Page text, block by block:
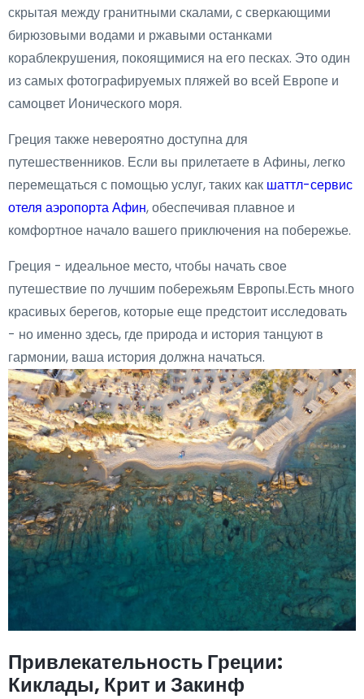
скрытая между гранитными скалами, с сверкающими
бирюзовыми водами и ржавыми останками
кораблекрушения, покоящимися на его песках. Это один
из самых фотографируемых пляжей во всей Европе и
самоцвет Ионического моря.
Греция также невероятно доступна для
путешественников. Если вы прилетаете в Афины, легко
перемещаться с помощью услуг, таких как шаттл-сервис
отеля аэропорта Афин, обеспечивая плавное и
комфортное начало вашего приключения на побережье.
Греция - идеальное место, чтобы начать свое
путешествие по лучшим побережьям Европы.Есть много
красивых берегов, которые еще предстоит исследовать
- но именно здесь, где природа и история танцуют в
гармонии, ваша история должна начаться.
Привлекательность Греции:
Киклады, Крит и Закинф